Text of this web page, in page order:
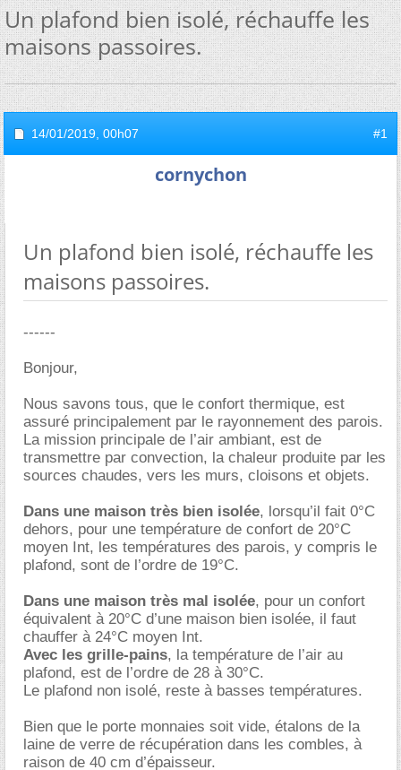
Un plafond bien isolé, réchauffe les
maisons passoires.
14/01/2019, 00h07 #1
cornychon
Un plafond bien isolé, réchauffe les
maisons passoires.
------
Bonjour,
Nous savons tous, que le confort thermique, est
assuré principalement par le rayonnement des parois.
La mission principale de l’air ambiant, est de
transmettre par convection, la chaleur produite par les
sources chaudes, vers les murs, cloisons et objets.
Dans une maison très bien isolée, lorsqu’il fait 0°C
dehors, pour une température de confort de 20°C
moyen Int, les températures des parois, y compris le
plafond, sont de l’ordre de 19°C.
Dans une maison très mal isolée, pour un confort
équivalent à 20°C d’une maison bien isolée, il faut
chauffer à 24°C moyen Int.
Avec les grille-pains, la température de l’air au
plafond, est de l’ordre de 28 à 30°C.
Le plafond non isolé, reste à basses températures.
Bien que le porte monnaies soit vide, étalons de la
laine de verre de récupération dans les combles, à
raison de 40 cm d’épaisseur.